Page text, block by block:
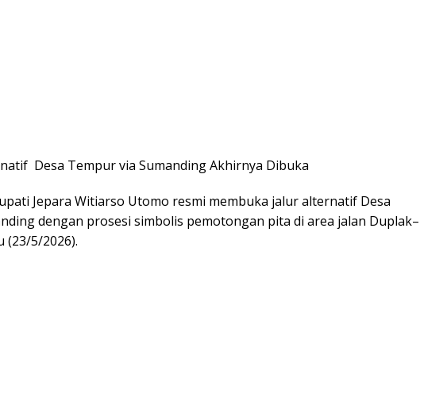
Desa Tempur via Sumanding Akhirnya Dibuka
Jepara Witiarso Utomo resmi membuka jalur alternatif Desa
dengan prosesi simbolis pemotongan pita di area jalan Duplak–
(23/5/2026).